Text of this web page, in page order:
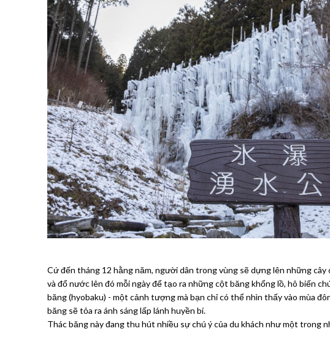
Cứ đến tháng 12 hằng năm, người dân trong vùng sẽ dựng lên những
và đổ nước lên đó mỗi ngày để tạo ra những cột băng khổng lồ, hô biến
băng (hyobaku) - một cảnh tượng mà bạn chỉ có thể nhìn thấy vào mùa
băng sẽ tỏa ra ánh sáng lấp lánh huyền bí.
Thác băng này đang thu hút nhiều sự chú ý của du khách như một trong